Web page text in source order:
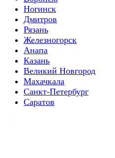
Ногинск
Дмитров
Рязань
Железногорск
Анапа
Казань
Великий Новгород
Махачкала
Санкт-Петербург
Саратов